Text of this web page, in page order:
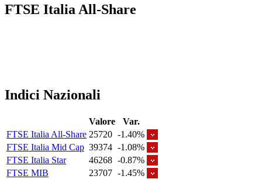
FTSE Italia All-Share
Indici Nazionali
Valore
Var.
FTSE Italia All-Share 25720 -1.40%
FTSE Italia Mid Cap 39374 -1.08%
FTSE Italia Star
46268 -0.87%
FTSE MIB
23707 -1.45%